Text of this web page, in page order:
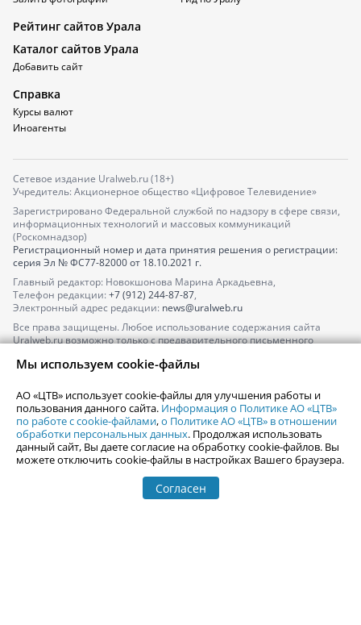
Рейтинг сайтов Урала
Каталог сайтов Урала
Добавить сайт
Справка
Курсы валют
Иноагенты
Сетевое издание Uralweb.ru (18+)
Учредитель: Акционерное общество «Цифровое Телевидение»
Зарегистрировано Федеральной службой по надзору в сфере связи,
информационных технологий и массовых коммуникаций
(Роскомнадзор)
Регистрационный номер и дата принятия решения о регистрации:
серия Эл № ФС77-82000от 18.10.2021 г.
Главный редактор: Новокшонова Марина Аркадьевна,
Телефон редакции: +7 (912) 244-87-87,
Электронный адрес редакции: news@uralweb.ru
Все права защищены. Любое использование содержания сайта
Uralweb.ru возможно только с предварительного письменного
По вопросам размещения рекламы обращайтесь по тел.
По вопросам размещения информации в разделе «Афиша»
afisha@uralweb.ru
Пользовательское соглашение на использование сайта
Политика АО «ЦТВ» в отношении обработки персональных данных
Мы используем cookie-файлы
АО «ЦТВ» использует cookie-файлы для улучшения работы и
пользования данного сайта. Информация о Политике АО «ЦТВ»
по работе с cookie-файлами,о Политике АО «ЦТВ» в отношении
обработки персональных данных. Продолжая использовать
данный сайт, Вы даете согласие на обработку cookie-файлов. Вы
можете отключить cookie-файлы в настройках Вашего браузера.
Согласен